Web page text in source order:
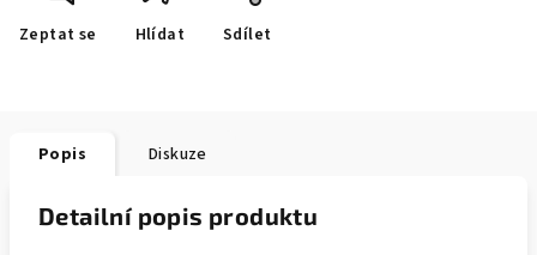
Zeptat se Hlídat Sdílet
Popis Diskuze
Detailní popis produktu